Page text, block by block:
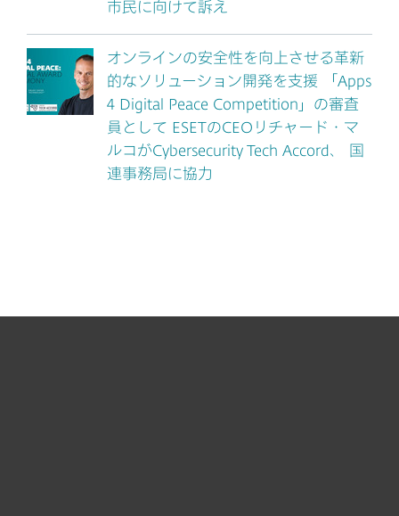
市民に向けて訴え
オンラインの安全性を向上させる革新
的なソリューション開発を支援 「Apps
4 Digital Peace Competition」の審査
員として ESETのCEOリチャード・マ
ルコがCybersecurity Tech Accord、 国
連事務局に協力